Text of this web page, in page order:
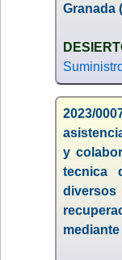
Granada
2023/
y
tecnica